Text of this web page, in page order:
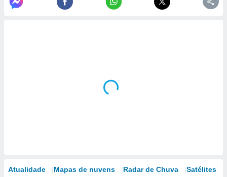
Atualidade Mapas de nuvens Radar de Chuva Satélites